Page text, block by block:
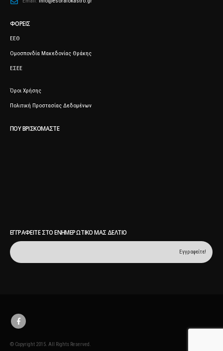
Email: info@esoraiokastro.gr
ΦΟΡΕΊΣ
ΕΕΘ
Ομοσπονδία Μακεδονίας Θράκης
ΕΣΕΕ
Όροι Χρήσης
Πολιτική Προστασίας Δεδομένων
ΠΟΥ ΒΡΙΣΚΌΜΑΣΤΕ
ΕΓΓΡΑΦΕΊΤΕ ΣΤΟ ΕΝΗΜΕΡΩΤΙΚΌ ΜΑΣ ΔΕΛΤΊΟ
© Copyright 2015. All Rights Reserved.